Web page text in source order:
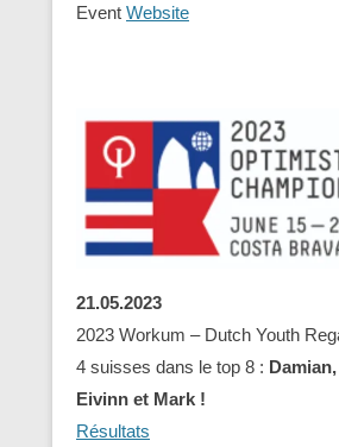
Event Website
21.05.2023
2023 Workum – Dutch Youth
4 suisses dans le top 8 :
Eivinn et Mark !
Résultats